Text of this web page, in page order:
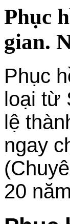
Phục
gian.
Phục
loại từ
lệ
ngay
20